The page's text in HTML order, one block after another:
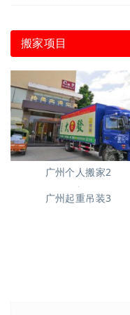
搬家项目
广州个人搬家2